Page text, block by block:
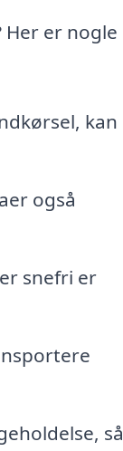
er nogle
kan
også
snefri er
så